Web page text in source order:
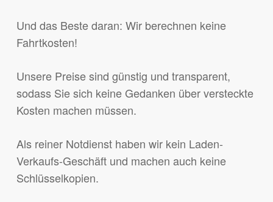
Und das Beste daran: Wir berechnen keine
Fahrtkosten!
Unsere Preise sind günstig und transparent,
sodass Sie sich keine Gedanken über versteckte
Kosten machen müssen.
Als reiner Notdienst haben wir kein Laden-
Verkaufs-Geschäft und machen auch keine
Schlüsselkopien.